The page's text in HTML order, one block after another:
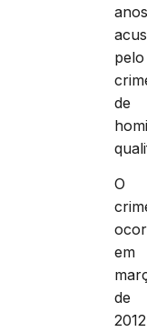
pelo
de
O
em
de